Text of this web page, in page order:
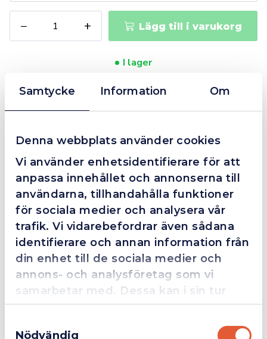
Samtycke Information Om
Denna webbplats använder cookies
Vi använder enhetsidentifierare för att
anpassa innehållet och annonserna till
användarna, tillhandahålla funktioner
för sociala medier och analysera vår
trafik. Vi vidarebefordrar även sådana
identifierare och annan information från
din enhet till de sociala medier och
annons- och analysföretag som vi
samarbetar med. Dessa kan i sin tur
kombinera informationen med annan
information som du har tillhandahållit
Nödvändig
−
ULTIMATECUT
Spiralborr
338
FLOWSTEP
+ Lägg till i varukorg
I lager
Fraktfritt över 399kr
Snabba leveranser
Företagsfaktura / Klarna / Kortbetalning / Leasing
FM
Fredrik Magnusson
2025-10-02
Grym service!
Dom här grabbarna är definitionen av serviceminded.
Trots en billigare order, som det blev lite strul med,
så agerade dom blixtsnabbt och löste det långt över
förväntan. Hade kontakt med Alexander, som förtjänar
❯